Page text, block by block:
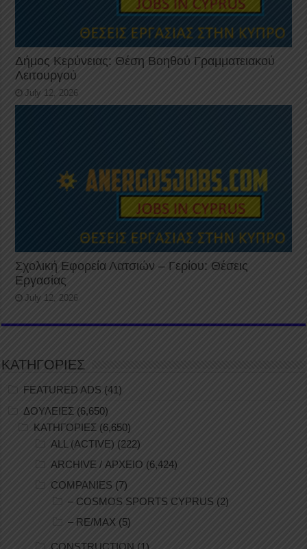
Δήμος Κερύνειας: Θέση Βοηθού Γραμματειακού
Λειτουργού
July 12, 2026
Σχολική Εφορεία Λατσιών – Γερίου: Θέσεις
Εργασίας
July 12, 2026
ΚΑΤΗΓΟΡΙΕΣ
FEATURED ADS (41)
ΔΟΥΛΕΙΕΣ (6,650)
ΚΑΤΗΓΟΡΙΕΣ (6,650)
ALL (ACTIVE) (222)
ARCHIVE / ΑΡΧΕΙΟ (6,424)
COMPANIES (7)
– COSMOS SPORTS CYPRUS (2)
– RE/MAX (5)
CONSTRUCTION (1)